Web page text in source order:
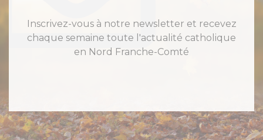
Inscrivez-vous à notre newsletter et recevez
chaque semaine toute l'actualité catholique
en Nord Franche-Comté